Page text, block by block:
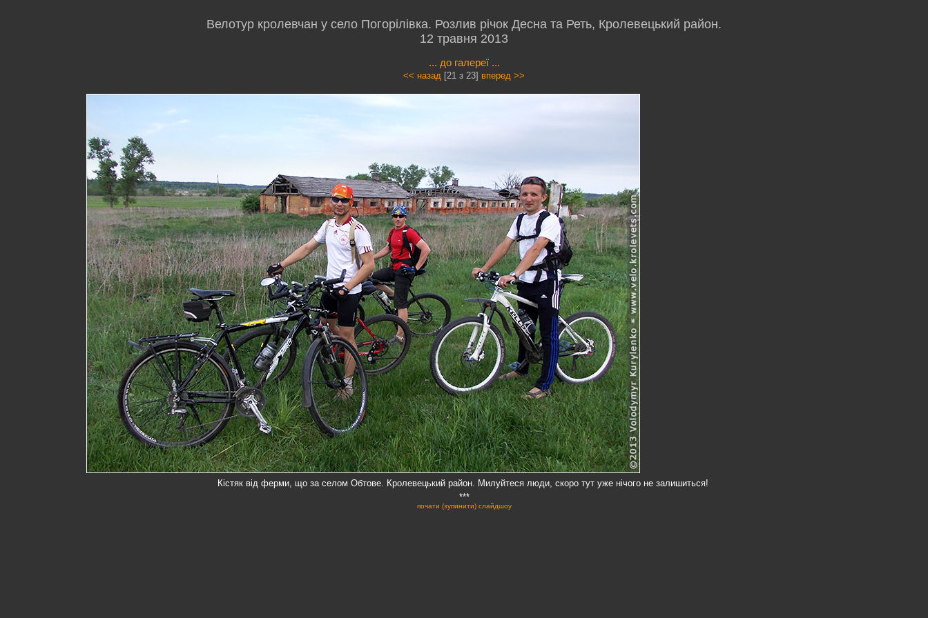
Велотур кролевчан у село Погорілівка. Розлив річок Десна та Реть, Кролевецький район.
12 травня 2013
... до галереї ...
<< назад [21 з 23] вперед >>
Кістяк від ферми, що за селом Обтове. Кролевецький район. Милуйтеся люди, скоро тут уже нічого не залишиться!
***
почати (зупинити) слайдшоу